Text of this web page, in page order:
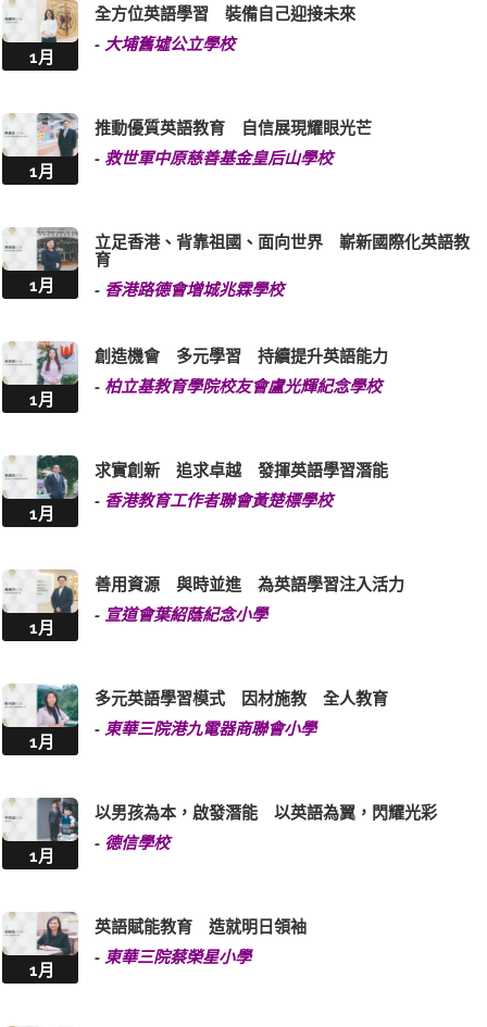
1月
全方位英語學習 裝備自己迎接未來
- 大埔舊墟公立學校
1月
推動優質英語教育 自信展現耀眼光芒
- 救世軍中原慈善基金皇后山學校
1月
立足香港、背靠祖國、面向世界 嶄新國際化英語教
育
- 香港路德會增城兆霖學校
1月
創造機會 多元學習 持續提升英語能力
- 柏立基教育學院校友會盧光輝紀念學校
1月
求實創新 追求卓越 發揮英語學習潛能
- 香港教育工作者聯會黃楚標學校
1月
善用資源 與時並進 為英語學習注入活力
- 宣道會葉紹蔭紀念小學
1月
多元英語學習模式 因材施教 全人教育
- 東華三院港九電器商聯會小學
1月
以男孩為本，啟發潛能 以英語為翼，閃耀光彩
- 德信學校
1月
英語賦能教育 造就明日領袖
- 東華三院蔡榮星小學